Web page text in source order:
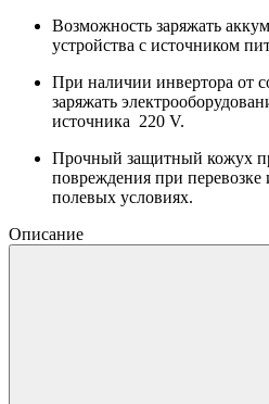
Возможность заряжать
устройства с источником
При наличии инвертора от
заряжать
источника 220 V.
Прочный защитный кожух
повреждения при перевозке
полевых условиях.
Описание